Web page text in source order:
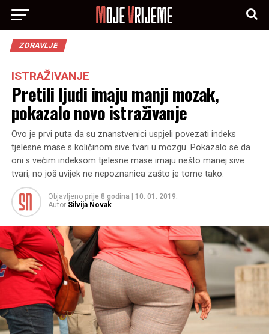
ZDRAVLJE
ISTRAŽIVANJE
Pretili ljudi imaju manji mozak,
pokazalo novo istraživanje
Ovo je prvi puta da su znanstvenici uspjeli povezati indeks
tjelesne mase s količinom sive tvari u mozgu. Pokazalo se da
oni s većim indeksom tjelesne mase imaju nešto manej sive
tvari, no još uvijek ne nepoznanica zašto je tome tako.
Objavljeno prije 8 godina
10. 01. 2019.
Autor Silvija Novak